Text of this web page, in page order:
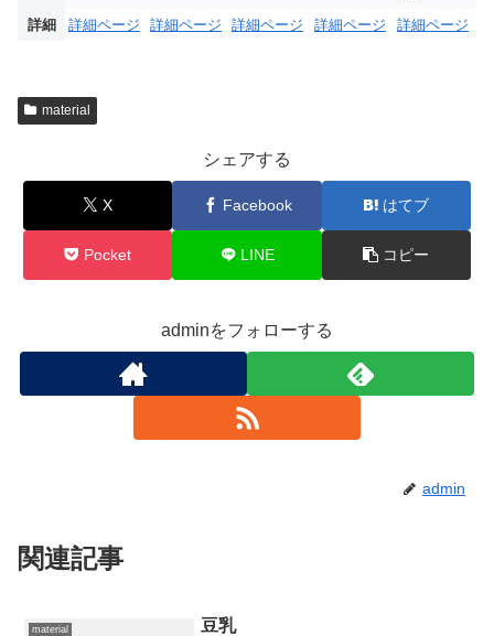
詳細
詳細ページ 詳細ページ 詳細ページ 詳細ページ 詳細ページ
material
シェアする
X Facebook はてブ
Pocket LINE コピー
adminをフォローする
admin
関連記事
material 豆乳